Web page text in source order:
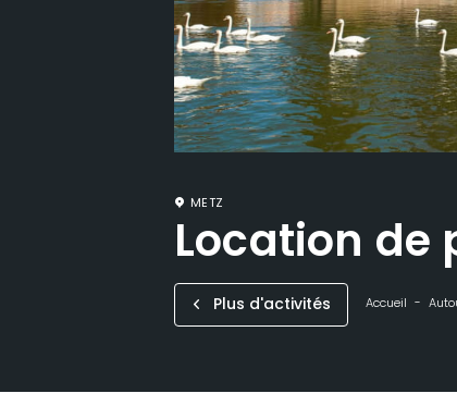
METZ
Location de
Plus d'activités Accueil